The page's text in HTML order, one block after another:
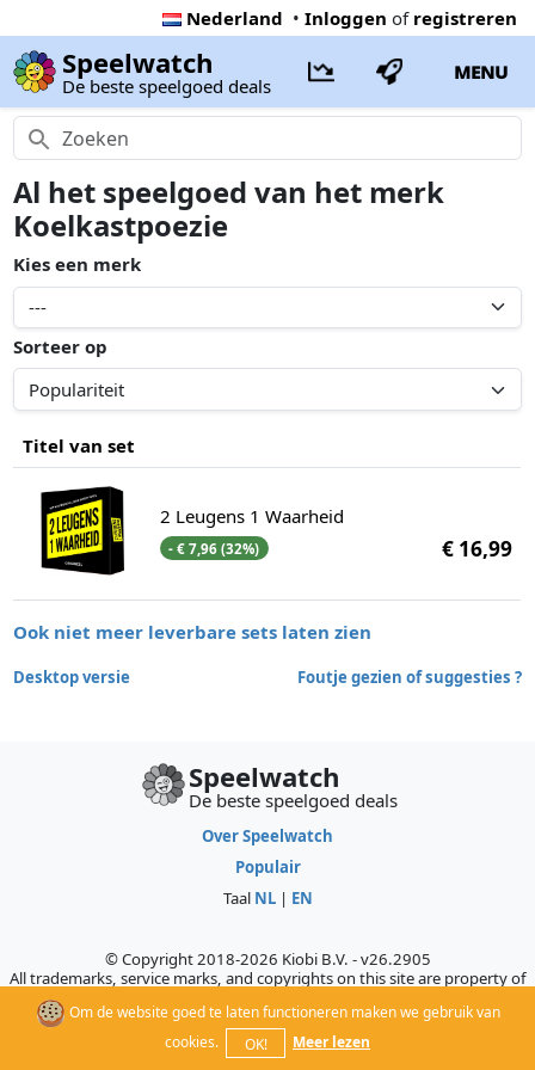
Nederland • Inloggen of registreren
Speelwatch
De beste speelgoed deals
MENU
Al het speelgoed van het merk
Koelkastpoezie
Kies een merk
Sorteer op
Titel van set
2 Leugens 1 Waarheid
- € 7,96 (32%) € 16,99
Ook niet meer leverbare sets laten zien
Desktop versie Foutje gezien of suggesties ?
Om de website goed te laten functioneren maken we gebruik van
cookies.
OK! Meer lezen
Speelwatch
De beste speelgoed deals
Over Speelwatch
Populair
Taal NL| EN
© Copyright 2018-2026 Kiobi B.V. - v26.2905
All trademarks, service marks, and copyrights on this site are property of
their respective owners, who do not sponsor, authorize, or endorse this
site.